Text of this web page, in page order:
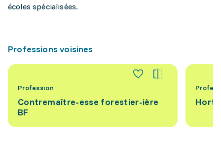
écoles spécialisées.
Professions voisines
Profession
Contremaître-esse forestier-ière
BF